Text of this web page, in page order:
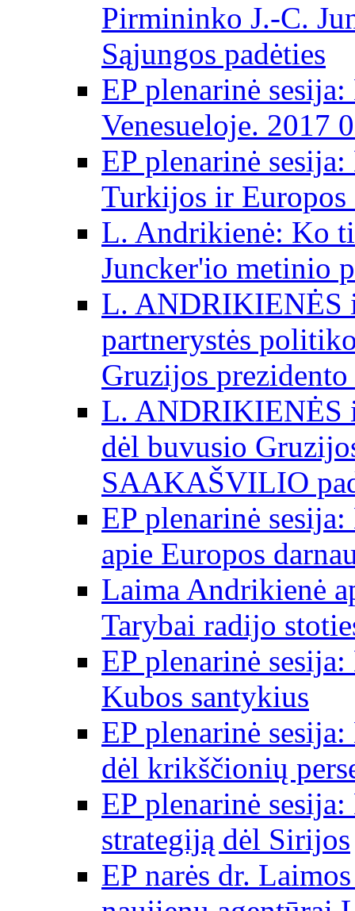
Pirmininko J.-C.
Sąjungos padėties
EP plenarinė
Venesueloje. 2017
EP plenarinė
Turkijos ir Europos
L. Andrikienė: Ko
Juncker'io metinio
L. ANDRIKIENĖS
partnerystės
Gruzijos
L. ANDRIKIENĖS
dėl buvusio
SAAKAŠVILIO
EP plenarinė
apie Europos
Laima Andrikienė
Tarybai radijo
EP plenarinė
Kubos santykius
EP plenarinė
dėl krikščionių
EP plenarinė
strategiją dėl Sirijos
EP narės dr.